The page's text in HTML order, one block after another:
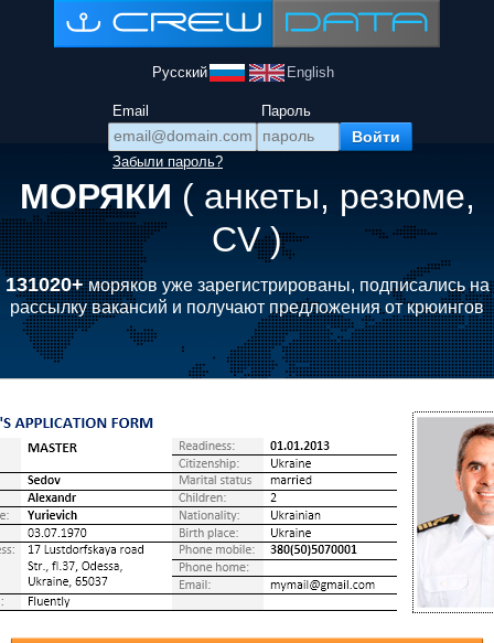
Русский English
Email Пароль
Забыли пароль?
МОРЯКИ ( анкеты, резюме,
CV )
131020+моряков уже зарегистрированы, подписались на
рассылку вакансий и получают предложения от крюингов